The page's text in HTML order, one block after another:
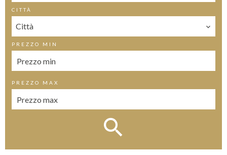
CITTÀ
Città
PREZZO MIN
PREZZO MAX